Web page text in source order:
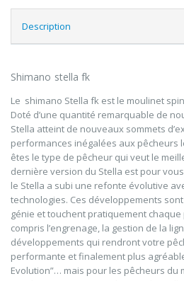
Description
Shimano stella fk
Le shimano Stella fk est le moulinet
Doté d’une quantité remarquable de
Stella atteint de nouveaux sommets
performances inégalées aux pêcheurs
êtes le type de pêcheur qui veut le
dernière version du Stella est pour
le Stella a subi une refonte évolutive
technologies. Ces développements
génie et touchent pratiquement
compris l’engrenage, la gestion de la
développements qui rendront votre
performante et finalement plus
Evolution”… mais pour les pêcheurs du